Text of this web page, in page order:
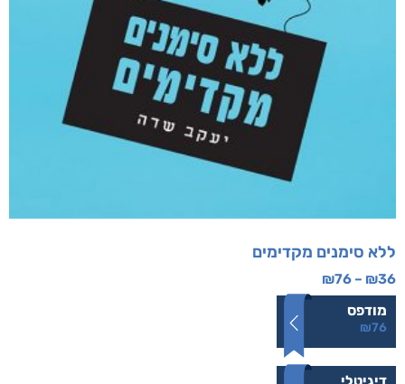
ללא סימנים מקדימים
₪36
–
₪76
מודפס
₪76